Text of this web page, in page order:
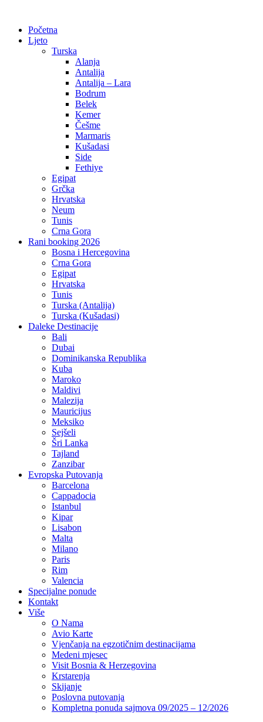
Početna
Ljeto
Turska
Alanja
Antalija
Antalija – Lara
Bodrum
Belek
Kemer
Češme
Marmaris
Kušadasi
Side
Fethiye
Egipat
Grčka
Hrvatska
Neum
Tunis
Crna Gora
Rani booking 2026
Bosna i Hercegovina
Crna Gora
Egipat
Hrvatska
Tunis
Turska (Antalija)
Turska (Kušadasi)
Daleke Destinacije
Bali
Dubai
Dominikanska Republika
Kuba
Maroko
Maldivi
Malezija
Mauricijus
Meksiko
Sejšeli
Šri Lanka
Tajland
Zanzibar
Evropska Putovanja
Barcelona
Cappadocia
Istanbul
Kipar
Lisabon
Malta
Milano
Paris
Rim
Valencia
Specijalne ponude
Kontakt
Više
O Nama
Avio Karte
Vjenčanja na egzotičnim destinacijama
Medeni mjesec
Visit Bosnia & Herzegovina
Krstarenja
Skijanje
Poslovna putovanja
Kompletna ponuda sajmova 09/2025 – 12/2026